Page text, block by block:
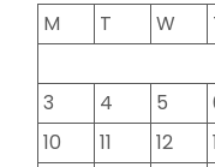
M T W
3
4 5
10
11 12